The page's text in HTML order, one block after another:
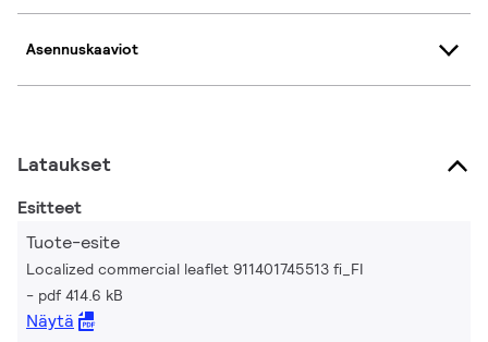
Asennuskaaviot
Lataukset
Esitteet
Tuote-esite
Localized commercial leaflet 911401745513 fi_FI
pdf 414.6 kB
Näytä